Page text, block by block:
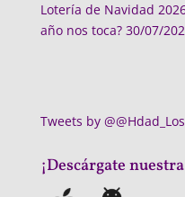
Lotería de Navidad
año nos toca? 30/07/
Tweets by
¡Descárgate